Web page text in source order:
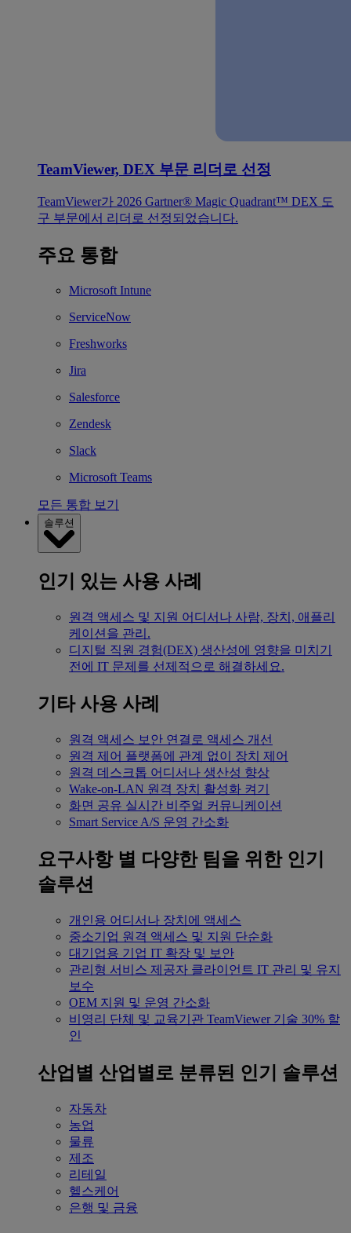
TeamViewer, DEX 부문 리더로 선정
TeamViewer가 2026 Gartner® Magic Quadrant™ DEX 도
구 부문에서 리더로 선정되었습니다.
주요 통합
Microsoft Intune
ServiceNow
Freshworks
Jira
Salesforce
Zendesk
Slack
Microsoft Teams
모든 통합 보기
솔루션
인기 있는 사용 사례
원격 액세스 및 지원 어디서나 사람, 장치, 애플리
케이션을 관리.
디지털 직원 경험(DEX) 생산성에 영향을 미치기
전에 IT 문제를 선제적으로 해결하세요.
기타 사용 사례
원격 액세스 보안 연결로 액세스 개선
원격 제어 플랫폼에 관계 없이 장치 제어
원격 데스크톱 어디서나 생산성 향상
Wake-on-LAN 원격 장치 활성화 켜기
화면 공유 실시간 비주얼 커뮤니케이션
Smart Service A/S 운영 간소화
요구사항 별 다양한 팀을 위한 인기
솔루션
개인용 어디서나 장치에 액세스
중소기업 원격 액세스 및 지원 단순화
대기업용 기업 IT 확장 및 보안
관리형 서비스 제공자 클라이언트 IT 관리 및 유지
보수
OEM 지원 및 운영 간소화
비영리 단체 및 교육기관 TeamViewer 기술 30% 할
인
산업별 산업별로 분류된 인기 솔루션
자동차
농업
물류
제조
리테일
헬스케어
은행 및 금융